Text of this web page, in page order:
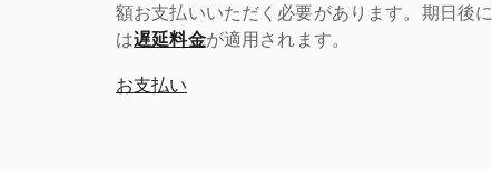
額お支払いいただく必要があります。期日後に
は遅延料金が適用されます。
お支払い